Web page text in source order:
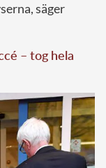
säger
– tog hela